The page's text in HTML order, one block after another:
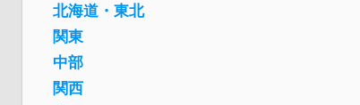
北海道・東北
関東
中部
関西